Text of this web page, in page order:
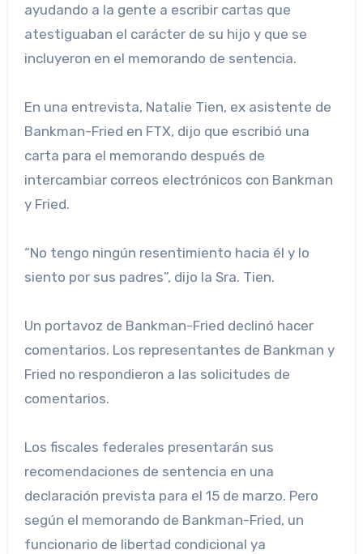
ayudando a la gente a escribir cartas que
atestiguaban el carácter de su hijo y que se
incluyeron en el memorando de sentencia.
En una entrevista, Natalie Tien, ex asistente de
Bankman-Fried en FTX, dijo que escribió una
carta para el memorando después de
intercambiar correos electrónicos con Bankman
y Fried.
“No tengo ningún resentimiento hacia él y lo
siento por sus padres”, dijo la Sra. Tien.
Un portavoz de Bankman-Fried declinó hacer
comentarios. Los representantes de Bankman y
Fried no respondieron a las solicitudes de
comentarios.
Los fiscales federales presentarán sus
recomendaciones de sentencia en una
declaración prevista para el 15 de marzo. Pero
según el memorando de Bankman-Fried, un
funcionario de libertad condicional ya